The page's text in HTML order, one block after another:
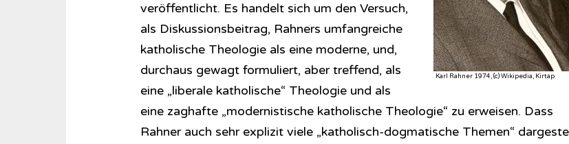
Karl Rahner 1974, (c) Wikipedia, Kirtap
veröffentlicht. Es handelt sich um den Versuch,
als Diskussionsbeitrag, Rahners umfangreiche
katholische Theologie als eine moderne, und,
durchaus gewagt formuliert, aber treffend, als
eine „liberale katholische“ Theologie und als
eine zaghafte „modernistische katholische Theologie“ zu erweisen. Dass
Rahner auch sehr explizit viele „katholisch-dogmatische Themen“